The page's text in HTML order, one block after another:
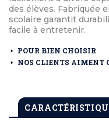
des élèves. Fabriquée
scolaire garantit
facile à entretenir.
POUR BIEN CHOISIR
NOS CLIENTS AIMENT